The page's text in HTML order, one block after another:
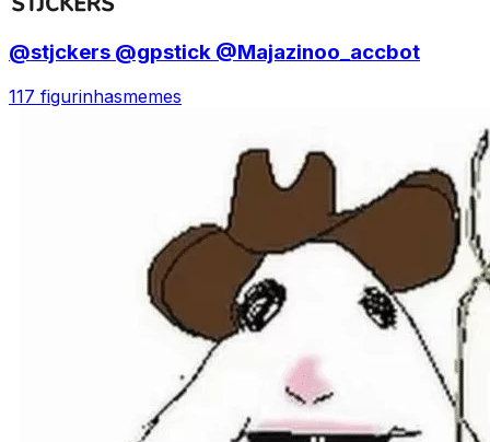
@stjckers @gpstick @Majazinoo_accbot
117 figurinhasmemes